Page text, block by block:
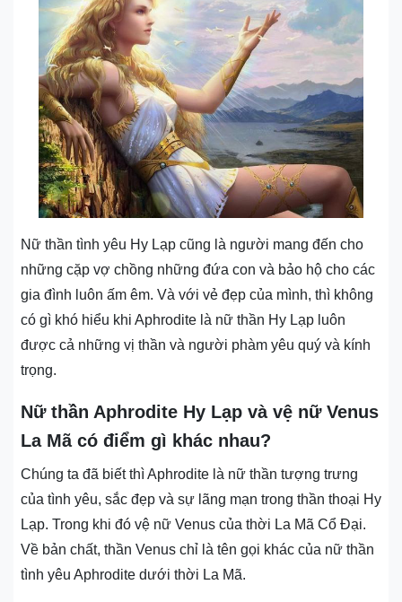
Nữ thần tình yêu Hy Lạp cũng là người mang đến cho
những cặp vợ chồng những đứa con và bảo hộ cho các
gia đình luôn ấm êm. Và với vẻ đẹp của mình, thì không
có gì khó hiểu khi Aphrodite là nữ thần Hy Lạp luôn
được cả những vị thần và người phàm yêu quý và kính
trọng.
Nữ thần Aphrodite Hy Lạp và vệ nữ Venus
La Mã có điểm gì khác nhau?
Chúng ta đã biết thì Aphrodite là nữ thần tượng trưng
của tình yêu, sắc đẹp và sự lãng mạn trong thần thoại Hy
Lạp. Trong khi đó vệ nữ Venus của thời La Mã Cổ Đại.
Về bản chất, thần Venus chỉ là tên gọi khác của nữ thần
tình yêu Aphrodite dưới thời La Mã.